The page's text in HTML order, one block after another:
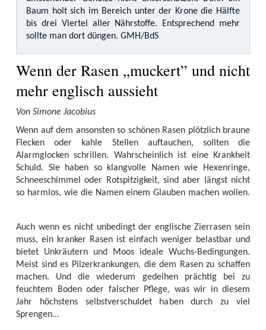
Baum holt sich im Bereich unter der Krone die Hälfte
bis drei Viertel aller Nährstoffe. Entsprechend mehr
sollte man dort düngen. GMH/BdS
Wenn der Rasen „muckert” und nicht
mehr englisch aussieht
Von Simone Jacobius
Wenn auf dem ansonsten so schönen Rasen plötzlich braune
Flecken oder kahle Stellen auftauchen, sollten die
Alarmglocken schrillen. Wahrscheinlich ist eine Krankheit
Schuld. Sie haben so klangvolle Namen wie Hexenringe,
Schneeschimmel oder Rotspitzigkeit, sind aber längst nicht
so harmlos, wie die Namen einem Glauben machen wollen.
Auch wenn es nicht unbedingt der englische Zierrasen sein
muss, ein kranker Rasen ist einfach weniger belastbar und
bietet Unkräutern und Moos ideale Wuchs-Bedingungen.
Meist sind es Pilzerkrankungen, die dem Rasen zu schaffen
machen. Und die wiederum gedeihen prächtig bei zu
feuchtem Boden oder falscher Pflege, was wir in diesem
Jahr höchstens selbstverschuldet haben durch zu viel
Sprengen...